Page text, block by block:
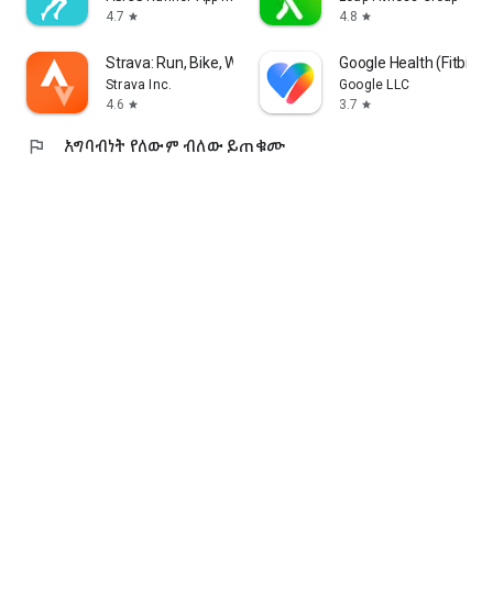
https://www.runtastic.com/privacy-notice
4.7 star
4.8 star
Strava: Run, Bike, Walk
Strava Inc.
4.6 star
Google Health (Fitbit)
Google LLC
3.7 star
flag አግባብነት የለውም ብለው ይጠቁሙ